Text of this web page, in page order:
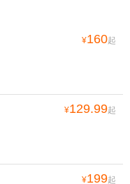
¥160起
¥129.99起
¥199起